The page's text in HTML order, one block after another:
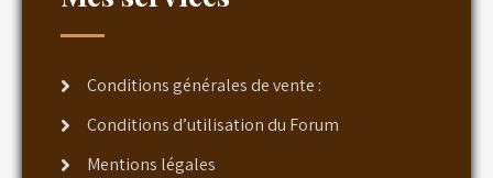
Conditions générales de vente :
Conditions d’utilisation du Forum
Mentions légales